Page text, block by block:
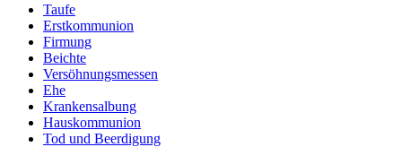
Taufe
Erstkommunion
Firmung
Beichte
Versöhnungsmessen
Ehe
Krankensalbung
Hauskommunion
Tod und Beerdigung